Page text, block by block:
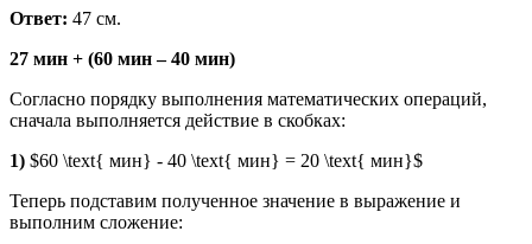
Ответ: 47 см.
27 мин + (60 мин – 40 мин)
Согласно порядку выполнения математических операций,
сначала выполняется действие в скобках:
1) $60 \text{ мин} - 40 \text{ мин} = 20 \text{ мин}$
Теперь подставим полученное значение в выражение и
выполним сложение: